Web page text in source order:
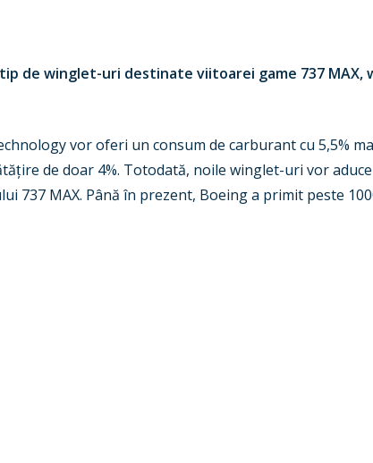
de winglet-uri destinate viitoarei game 737
vor oferi un consum de carburant cu 5,5%
țire de doar 4%. Totodată, noile winglet-uri vor
737 MAX. Până în prezent, Boeing a primit peste